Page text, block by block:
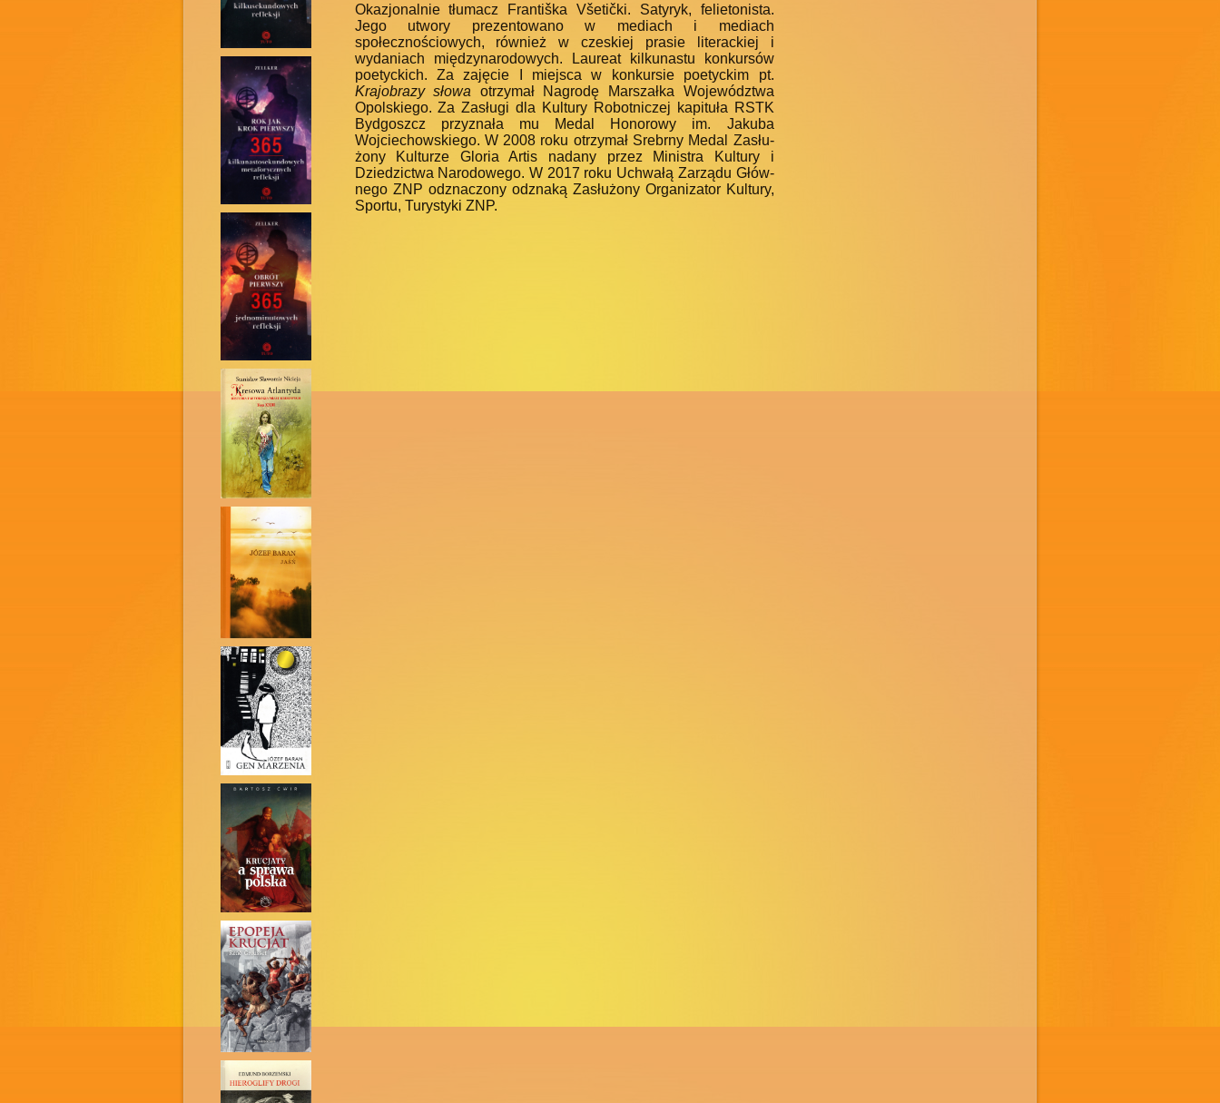
Okazjonalnie tłumacz Františka Všetički. Satyryk, felietonista.
Jego utwory prezentowano w mediach i mediach
społecznościowych, również w czeskiej prasie lite­rackiej i
wydaniach międzynarodowych. Laureat kilkunastu konkursów
poetyckich. Za zajęcie I miejsca w konkursie poetyc­kim pt.
Krajobrazy słowa otrzymał Nagrodę Marszałka Woje­wództwa
Opolskiego. Za Zasługi dla Kultury Robotniczej kapituła RSTK
Bydgoszcz przyznała mu Medal Honorowy im. Jakuba
Wojciechowskiego. W 2008 roku otrzymał Srebrny Medal Zasłu­
żony Kulturze Gloria Artis nadany przez Ministra Kultury i
Dziedzictwa Narodowego. W 2017 roku Uchwałą Zarządu Głów­
nego ZNP odznaczony odznaką Zasłużony Organizator Kultury,
Sportu, Turystyki ZNP.